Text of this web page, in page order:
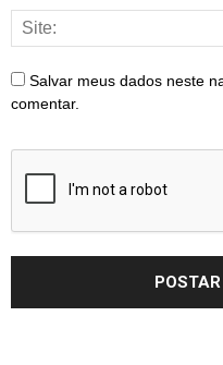
Salvar meus dados neste
comentar.